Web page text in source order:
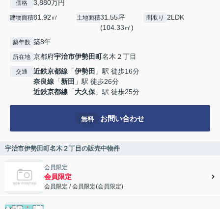
価格 3,880万円
建物面積81.92㎡ 土地面積31.55坪
(104.33㎡)
間取り 2LDK
築年数 築8年
所在地 京都府宇治市伊勢田町名木２丁目
交通 近鉄京都線 「伊勢田 」駅 徒歩16分
奈良線 「新田 」駅 徒歩26分
近鉄京都線 「大久保」駅 徒歩25分
無料 お問い合わせ
宇治市伊勢田町名木２丁目の販売中物件
会員限定">
会員限定
会員限定
会員限定 /会員限定(会員限定)